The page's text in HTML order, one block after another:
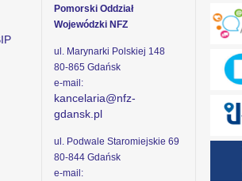
Pomorski Oddział
Wojewódzki NFZ
ul. Marynarki Polskiej 148
80-865 Gdańsk
e-mail:
kancelaria@nfz-
gdansk.pl
ul. Podwale Staromiejskie 69
80-844 Gdańsk
e-mail: